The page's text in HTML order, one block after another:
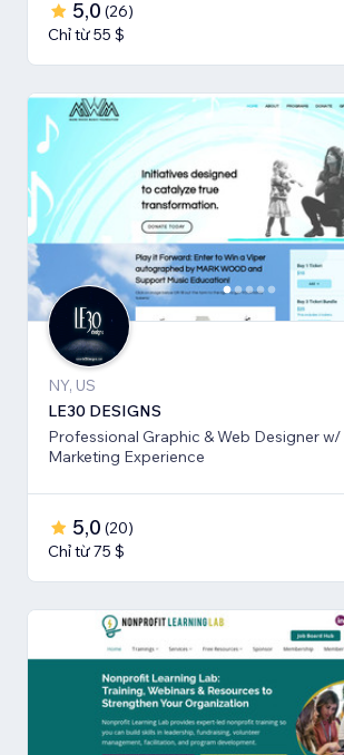
5,0 (26)
Chỉ từ 55 $
NY, US
LE30 DESIGNS
Professional Graphic & Web Designer w/
Marketing Experience
5,0 (20)
Chỉ từ 75 $